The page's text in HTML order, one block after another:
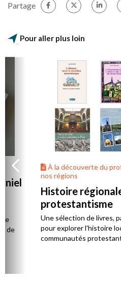
Partage
Pour aller plus loin
de
À la découverte du
nos régions
Histoire
protestantisme
Une sélection de livres,
pour explorer l'histoire
communautés